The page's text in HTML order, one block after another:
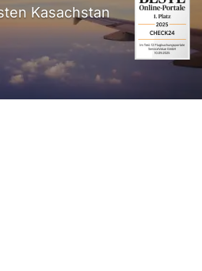
Kasachstan